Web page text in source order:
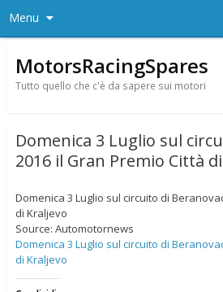
Menu
MotorsRacingSpares
Tutto quello che c'è da sapere sui motori
Domenica 3 Luglio sul
2016 il Gran Premio Città
Domenica 3 Luglio sul circuito di
di Kraljevo
Source: Automotornews
Domenica 3 Luglio sul circuito di
di Kraljevo